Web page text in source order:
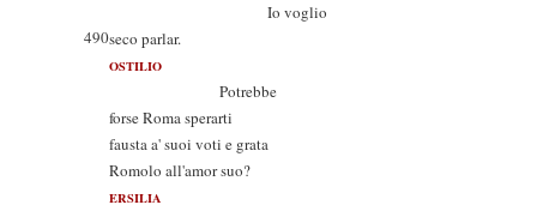
Io voglio
490seco parlar.
OSTILIO
Potrebbe
forse Roma sperarti
fausta a' suoi voti e grata
Romolo all'amor suo?
ERSILIA